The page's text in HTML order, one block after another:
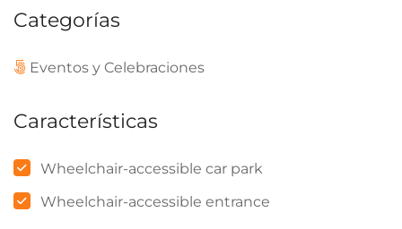
Categorías
Eventos y Celebraciones
Características
Wheelchair-accessible car park
Wheelchair-accessible entrance